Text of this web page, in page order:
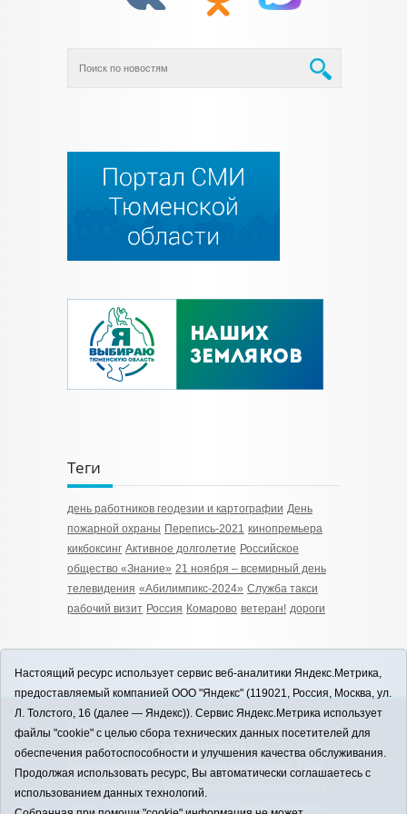
Теги
день работников геодезии и картографии День
пожарной охраны Перепись-2021 кинопремьера
кикбоксинг Активное долголетие Российское
общество «Знание» 21 ноября – всемирный день
телевидения «Абилимпикс-2024» Служба такси
рабочий визит Россия Комарово ветеран! дороги
12+
ЗАВОДОУКОВСК online / Новости
Заводоуковского муниципального округа, 2026
Учредитель: АНО "Информационно-издательский
центр "Заводоуковские вести". Главный редактор:
Настоящий ресурс использует сервис веб-аналитики Яндекс.Метрика,
предоставляемый компанией ООО "Яндекс" (119021, Россия, Москва, ул.
Л. Толстого, 16 (далее — Яндекс)). Сервис Яндекс.Метрика использует
файлы "cookie" с целью сбора технических данных посетителей для
обеспечения работоспособности и улучшения качества обслуживания.
Продолжая использовать ресурс, Вы автоматически соглашаетесь с
использованием данных технологий.